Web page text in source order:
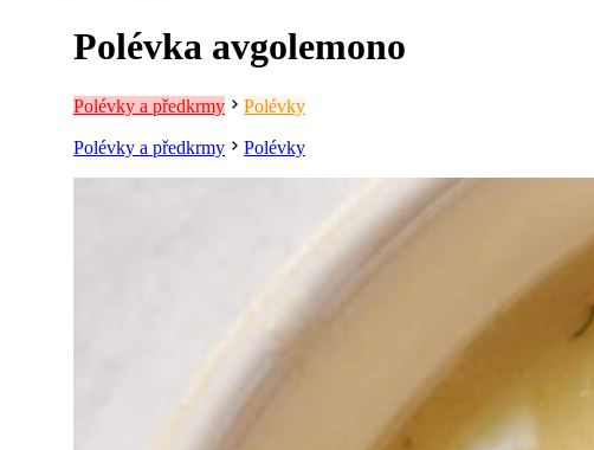
Polévka avgolemono
Polévky a předkrmy Polévky
Polévky a předkrmy Polévky